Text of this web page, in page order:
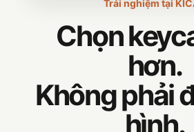
Trải nghiệm tại
Chọn
hơn.
Không phải
hình.